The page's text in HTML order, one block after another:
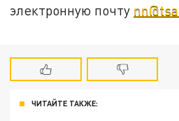
электронную почту
ЧИТАЙТЕ ТАКЖЕ: